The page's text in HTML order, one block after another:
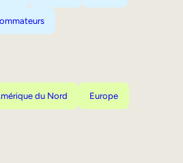
du Nord Europe